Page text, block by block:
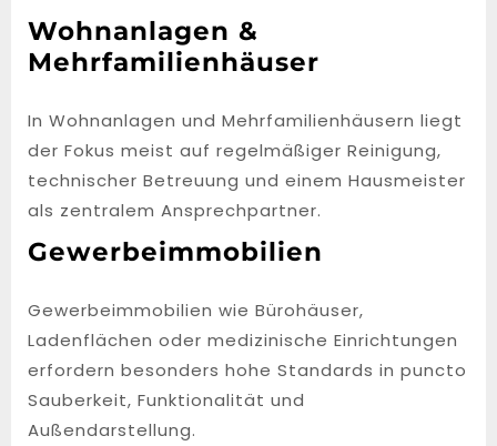
Wohnanlagen &
Mehrfamilienhäuser
In Wohnanlagen und Mehrfamilienhäusern liegt
der Fokus meist auf regelmäßiger Reinigung,
technischer Betreuung und einem Hausmeister
als zentralem Ansprechpartner.
Gewerbeimmobilien
Gewerbeimmobilien wie Bürohäuser,
Ladenflächen oder medizinische Einrichtungen
erfordern besonders hohe Standards in puncto
Sauberkeit, Funktionalität und
Außendarstellung.